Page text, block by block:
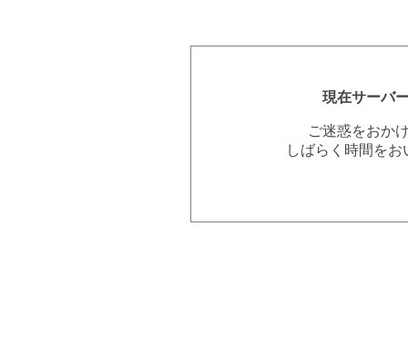
現在サーバ
ご迷惑をおか
しばらく時間を